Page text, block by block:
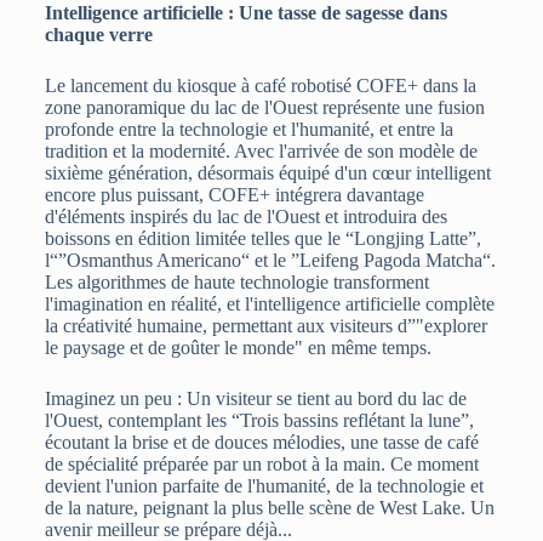
Intelligence artificielle : Une tasse de sagesse dans
chaque verre
Le lancement du kiosque à café robotisé COFE+ dans la
zone panoramique du lac de l'Ouest représente une fusion
profonde entre la technologie et l'humanité, et entre la
tradition et la modernité. Avec l'arrivée de son modèle de
sixième génération, désormais équipé d'un cœur intelligent
encore plus puissant, COFE+ intégrera davantage
d'éléments inspirés du lac de l'Ouest et introduira des
boissons en édition limitée telles que le “Longjing Latte”,
l“”Osmanthus Americano“ et le ”Leifeng Pagoda Matcha“.
Les algorithmes de haute technologie transforment
l'imagination en réalité, et l'intelligence artificielle complète
la créativité humaine, permettant aux visiteurs d”"explorer
le paysage et de goûter le monde" en même temps.
Imaginez un peu : Un visiteur se tient au bord du lac de
l'Ouest, contemplant les “Trois bassins reflétant la lune”,
écoutant la brise et de douces mélodies, une tasse de café
de spécialité préparée par un robot à la main. Ce moment
devient l'union parfaite de l'humanité, de la technologie et
de la nature, peignant la plus belle scène de West Lake. Un
avenir meilleur se prépare déjà...